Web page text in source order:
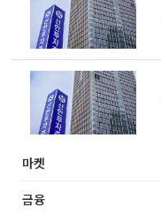
마켓
금융